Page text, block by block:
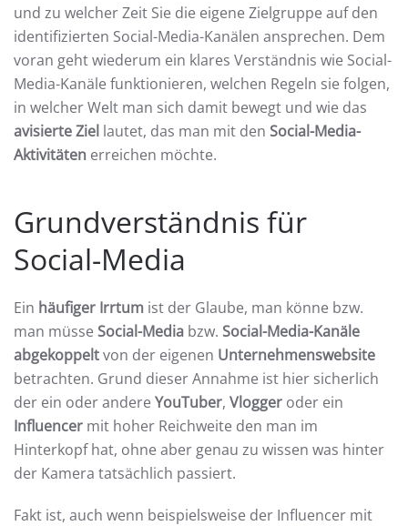
und zu welcher Zeit Sie die eigene Zielgruppe auf den
identifizierten Social-Media-Kanälen ansprechen. Dem
voran geht wiederum ein klares Verständnis wie Social-
Media-Kanäle funktionieren, welchen Regeln sie folgen,
in welcher Welt man sich damit bewegt und wie das
avisierte Ziel lautet, das man mit den Social-Media-
Aktivitäten erreichen möchte.
Grundverständnis für
Social-Media
Ein häufiger Irrtum ist der Glaube, man könne bzw.
man müsse Social-Media bzw. Social-Media-Kanäle
abgekoppeltvon der eigenen Unternehmenswebsite
betrachten. Grund dieser Annahme ist hier sicherlich
der ein oder andere YouTuber, Vlogger oder ein
Influencer mit hoher Reichweite den man im
Hinterkopf hat, ohne aber genau zu wissen was hinter
der Kamera tatsächlich passiert.
Fakt ist, auch wenn beispielsweise der Influencer mit